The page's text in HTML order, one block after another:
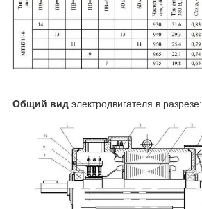
Общий вид электродвигателя в разрезе: